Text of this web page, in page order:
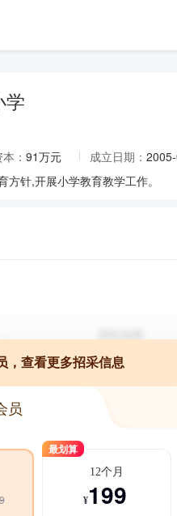
学
： 91万元 成立日期：
方针,开展小学教育教学工作。
，查看更多招采信息
员
最划算
12个月
¥199